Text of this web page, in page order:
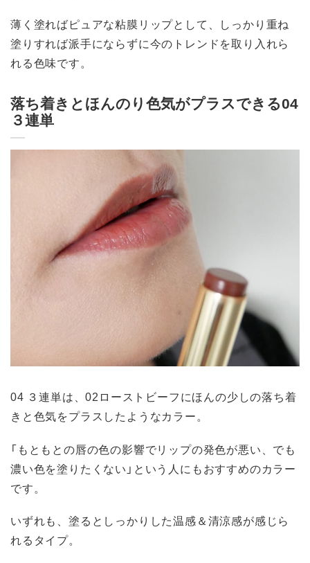
薄く塗ればピュアな粘膜リップとして、しっかり重ね
塗りすれば派手にならずに今のトレンドを取り入れら
れる色味です。
落ち着きとほんのり色気がプラスできる04
３連単
04 ３連単は、02ローストビーフにほんの少しの落ち着
きと色気をプラスしたようなカラー。
「もともとの唇の色の影響でリップの発色が悪い、でも
濃い色を塗りたくない」という人にもおすすめのカラー
です。
いずれも、塗るとしっかりした温感＆清涼感が感じら
れるタイプ。